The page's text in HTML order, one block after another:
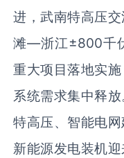
进，武南特高压
滩—浙江±800千
重大项目落地实
系统需求集中释
特高压、智能电
新能源发电装机